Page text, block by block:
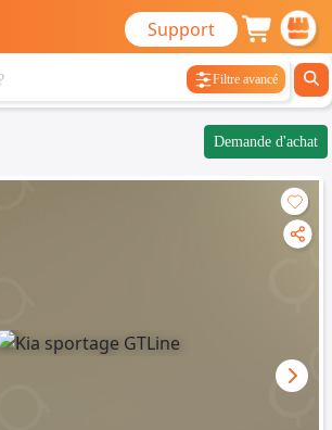
Support
Filtre avancé
Demande d'achat